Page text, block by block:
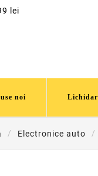
lei
noi
Electronice auto